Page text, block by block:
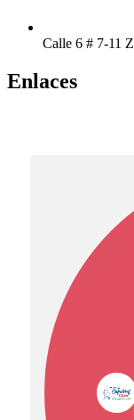
Calle 6 # 7-11
Enlaces